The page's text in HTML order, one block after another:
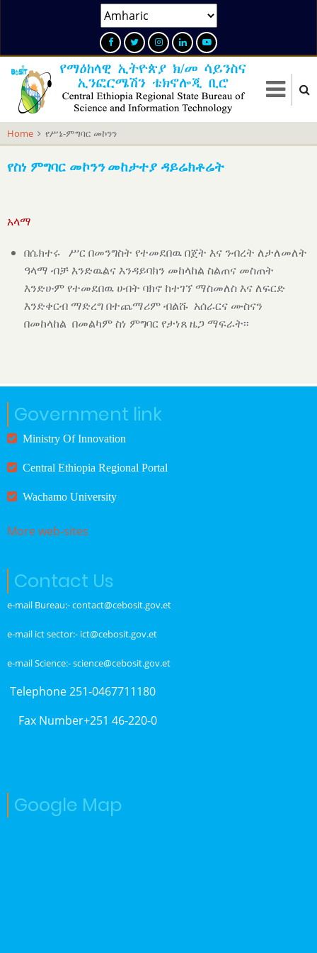
content
Select
your
language
Home የሥኔ-ምግባር መኮንን
የስነ ምግባር መኮንንመከታተያ ዳይሬክቶሬት
አላማ
በሴክተሩ
ሥር በመንግስት የተመደበዉ በጀት እና ንብረት ለታለመለት
ዓላማ ብቻ እንድዉልና እንዳይባክን መከላከል ስልጠና መስጠት
እንድሁም የተመደበዉ ሀብት ባክኖ ከተገኘ ማስመለስ እና ለፍርድ
እንድቀርብ ማድረግ በተጨማሪም ብልሹ አሰራርና ሙስናን
በመከላከል በመልካም ስነ ምግባር የታነጸ ዜጋ ማፍራት፡፡
Government link
Ministry Of Innovation
Central Ethiopia Regional Portal
Wachamo University
More web-sites
Contact Us
e-mail Bureau:- contact@cebosit.gov.et
e-mail ict sector:- ict@cebosit.gov.et
e-mail Science:- science@cebosit.gov.et
Telephone 251-0467711180
Fax Number+251 46-220-0
Google Map